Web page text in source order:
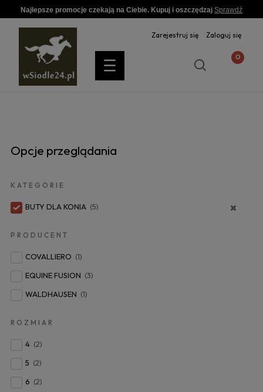
Najlepsze promocje czekają na Ciebie. Kupuj i oszczędzaj Sprawdź
Zarejestruj się Zaloguj się
Opcje przeglądania
KATEGORIE
BUTY DLA KONIA (5)
PRODUCENT
COVALLIERO (1)
EQUINE FUSION (3)
WALDHAUSEN (1)
ROZMIAR
4 (2)
5 (2)
6 (2)